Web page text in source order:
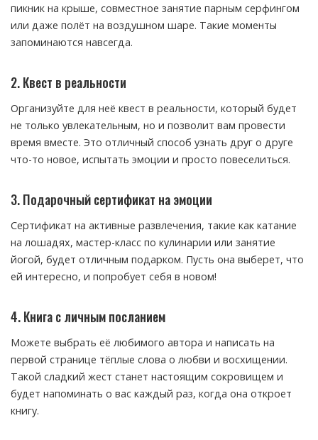
пикник на крыше, совместное занятие парным серфингом
или даже полёт на воздушном шаре. Такие моменты
запоминаются навсегда.
2. Квест в реальности
Организуйте для неё квест в реальности, который будет
не только увлекательным, но и позволит вам провести
время вместе. Это отличный способ узнать друг о друге
что-то новое, испытать эмоции и просто повеселиться.
3. Подарочный сертификат на эмоции
Сертификат на активные развлечения, такие как катание
на лошадях, мастер-класс по кулинарии или занятие
йогой, будет отличным подарком. Пусть она выберет, что
ей интересно, и попробует себя в новом!
4. Книга с личным посланием
Можете выбрать её любимого автора и написать на
первой странице тёплые слова о любви и восхищении.
Такой сладкий жест станет настоящим сокровищем и
будет напоминать о вас каждый раз, когда она откроет
книгу.